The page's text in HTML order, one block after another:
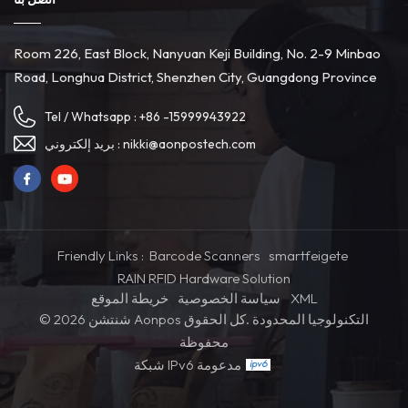
لإعادة التخزين.5. إعداد التقارير والتحليلات: الكل في واحد Pos يجمع أيضًا
بيانات حول المبيعات والإيرادات والمخزون. يمكن استخدام هذه المعلومات
لإنشاء تقارير وتحليلات مختلفة ، مما يسمح للشركات باتخاذ قرارات تعتمد
على البيانات وتحسين عملياتها. 6. التكامل مع الأنظمة الأخرى: في
مؤسسات البيع بالتجزئة الأكبر حجمًا ، قد يتم دمج آلة فوترة نقاط البيع مع
أنظمة الأعمال الأخرى ، مثل برامج المحاسبة ، وبرامج إدارة علاقات العملاء
(CRM) ، وبرامج الولاء ، مما يوفر حلاً شاملاً لإدارة جوانب مختلفة من
العمل. بشكل عام ، تعمل آلة نقاط البيع على تبسيط عملية الخروج ،
وتحسين الدقة في تسجيل المبيعات والمخزون ، وتوفر رؤى قيمة للشركات
Room 226, East Block, Nanyuan Keji Building, No. 2-9 Minbao
Road, Longhua District, Shenzhen City, Guangdong Province
Tel / Whatsapp : +86 -15999943922
بريد إلكتروني : nikki@aonpostech.com
Friendly Links : Barcode Scanners smartfeigete
RAIN RFID Hardware Solution
خريطة الموقع
سياسة الخصوصية
XML
© 2026 شنتشن Aonpos التكنولوجيا المحدودة .كل الحقوق
محفوظة
شبكة IPv6 مدعومة